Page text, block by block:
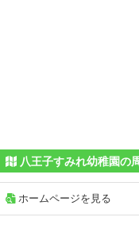
八王子すみれ幼稚園の
ホームページを見る